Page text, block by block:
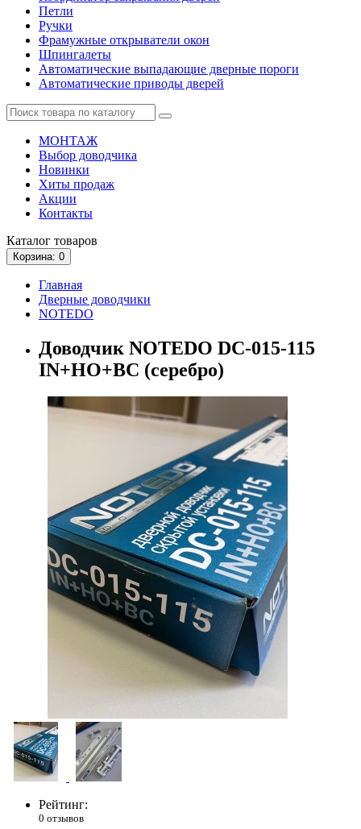
Петли
Ручки
Фрамужные открыватели окон
Шпингалеты
Автоматические выпадающие дверные пороги
Автоматические приводы дверей
МОНТАЖ
Выбор доводчика
Новинки
Хиты продаж
Акции
Контакты
Каталог товаров
Корзина: 0
Главная
Дверные доводчики
NOTEDO
Доводчик NOTEDO DC-015-115
IN+HO+BC (серебро)
Рейтинг:
0 отзывов